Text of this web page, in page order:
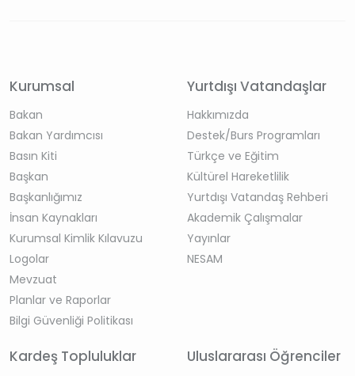
Kurumsal
Bakan
Bakan Yardımcısı
Basın Kiti
Başkan
Başkanlığımız
İnsan Kaynakları
Kurumsal Kimlik Kılavuzu
Logolar
Mevzuat
Planlar ve Raporlar
Bilgi Güvenliği Politikası
Yurtdışı Vatandaşlar
Hakkımızda
Destek/Burs Programları
Türkçe ve Eğitim
Kültürel Hareketlilik
Yurtdışı Vatandaş Rehberi
Akademik Çalışmalar
Yayınlar
NESAM
Kardeş Topluluklar Uluslararası Öğrenciler